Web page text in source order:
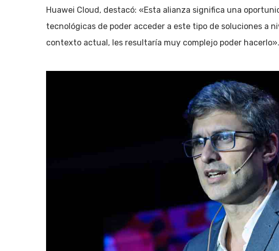
Huawei Cloud, destacó: «Esta alianza significa una
tecnológicas de poder acceder a este tipo de soluciones a
contexto actual, les resultaría muy complejo poder hacerlo».